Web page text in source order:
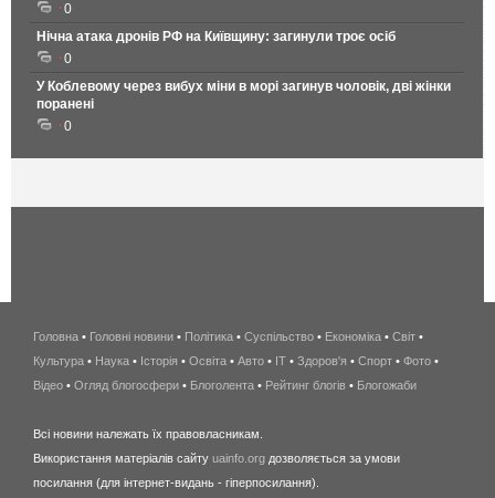
0
Нічна атака дронів РФ на Київщину: загинули троє осіб
0
У Коблевому через вибух міни в морі загинув чоловік, дві жінки
поранені
0
беспроводной
интернет
киев
wimax
Головна • Головні новини • Політика • Суспільство • Економіка • Світ •
Культура • Наука • Історія • Освіта • Авто • IT • Здоров'я • Спорт • Фото •
Відео • Огляд блогосфери • Блоголента • Рейтинг блогів • Блогожаби
Всі новини належать їх правовласникам.
Використання матеріалів сайту uainfo.org дозволяється за умови
посилання (для інтернет-видань - гіперпосилання).